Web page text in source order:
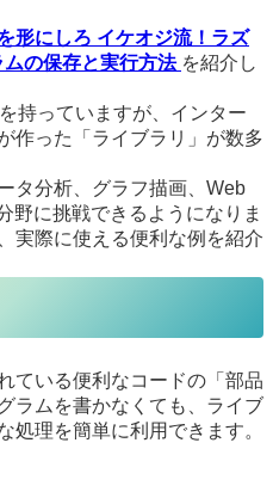
形にしろ イケオジ流！ラズ
の保存と実行方法 を紹介し
持っていますが、インター
作った「ライブラリ」が数多
タ分析、グラフ描画、Web
野に挑戦できるようになりま
実際に使える便利な例を紹介
ている便利なコードの「部品
ラムを書かなくても、ライブ
処理を簡単に利用できます。